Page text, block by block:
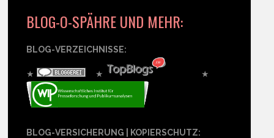
BLOG-O-SPÄHRE UND MEHR:
BLOG-VERZEICHNISSE:
★ ★ ★
BLOG-VERSICHERUNG | KOPIERSCHUTZ: